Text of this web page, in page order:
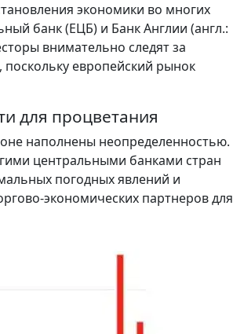
экономики во многих
банк (ЕЦБ) и Банк Англии (англ.:
внимательно следят за
европейский рынок
для процветания
наполнены неопределенностью.
центральными банками стран
погодных явлений и
экономических партнеров для